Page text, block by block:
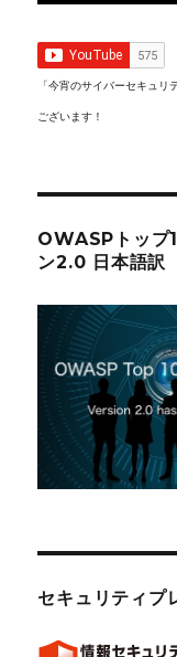
「今宵のサイバーセキュ
ございます！
OWASPトップ
ン2.0 日本語訳
セキュリティプ